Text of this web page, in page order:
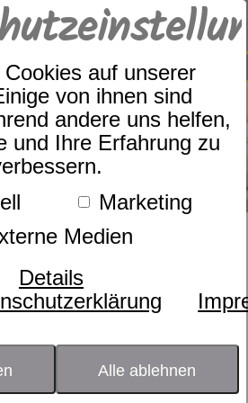
auf unserer
von ihnen sind
andere uns helfen,
und Ihre Erfahrung zu
Marketing
Medien
Details
Alle ablehnen
SUCHE
0
Tipps:
für